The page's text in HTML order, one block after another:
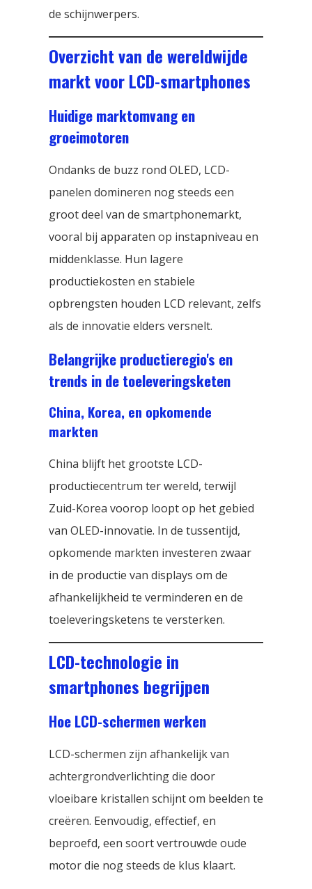
de schijnwerpers.
Overzicht van de wereldwijde
markt voor LCD-smartphones
Huidige marktomvang en
groeimotoren
Ondanks de buzz rond OLED, LCD-
panelen domineren nog steeds een
groot deel van de smartphonemarkt,
vooral bij apparaten op instapniveau en
middenklasse. Hun lagere
productiekosten en stabiele
opbrengsten houden LCD relevant, zelfs
als de innovatie elders versnelt.
Belangrijke productieregio's en
trends in de toeleveringsketen
China, Korea, en opkomende
markten
China blijft het grootste LCD-
productiecentrum ter wereld, terwijl
Zuid-Korea voorop loopt op het gebied
van OLED-innovatie. In de tussentijd,
opkomende markten investeren zwaar
in de productie van displays om de
afhankelijkheid te verminderen en de
toeleveringsketens te versterken.
LCD-technologie in
smartphones begrijpen
Hoe LCD-schermen werken
LCD-schermen zijn afhankelijk van
achtergrondverlichting die door
vloeibare kristallen schijnt om beelden te
creëren. Eenvoudig, effectief, en
beproefd, een soort vertrouwde oude
motor die nog steeds de klus klaart.